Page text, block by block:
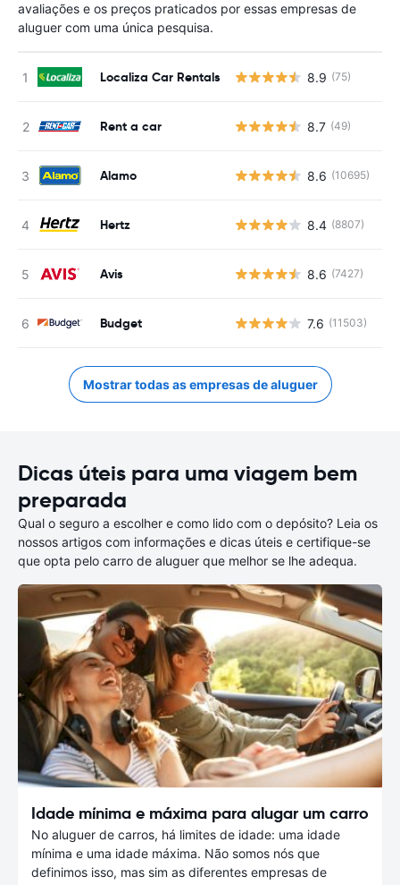
avaliações e os preços praticados por essas empresas de
aluguer com uma única pesquisa.
Localiza Car Rentals 8.9 (75)
Rent a car 8.7 (49)
Alamo 8.6 (10695)
Hertz 8.4 (8807)
Avis 8.6 (7427)
Budget 7.6 (11503)
Mostrar todas as empresas de aluguer
Dicas úteis para uma viagem bem
preparada
Qual o seguro a escolher e como lido com o depósito? Leia os
nossos artigos com informações e dicas úteis e certifique-se
que opta pelo carro de aluguer que melhor se lhe adequa.
Idade mínima e máxima para alugar um carro
No aluguer de carros, há limites de idade: uma idade
mínima e uma idade máxima. Não somos nós que
definimos isso, mas sim as diferentes empresas de